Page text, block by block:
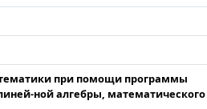
при помощи программы
ной алгебры, математического